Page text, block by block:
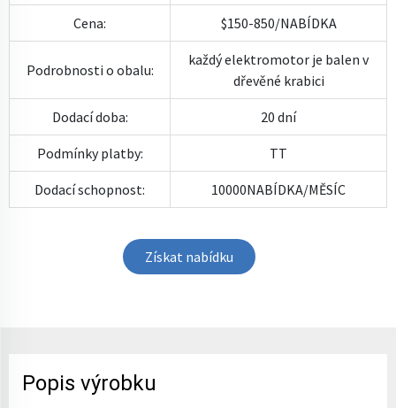
Cena: $150-850/NABÍDKA
Podrobnosti o obalu:
každý elektromotor je balen v
dřevěné krabici
Dodací doba: 20 dní
Podmínky platby: TT
Dodací schopnost: 10000NABÍDKA/MĚSÍC
Získat nabídku
Popis výrobku